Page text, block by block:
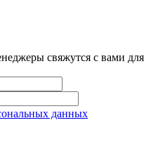
свяжутся с вами для
данных